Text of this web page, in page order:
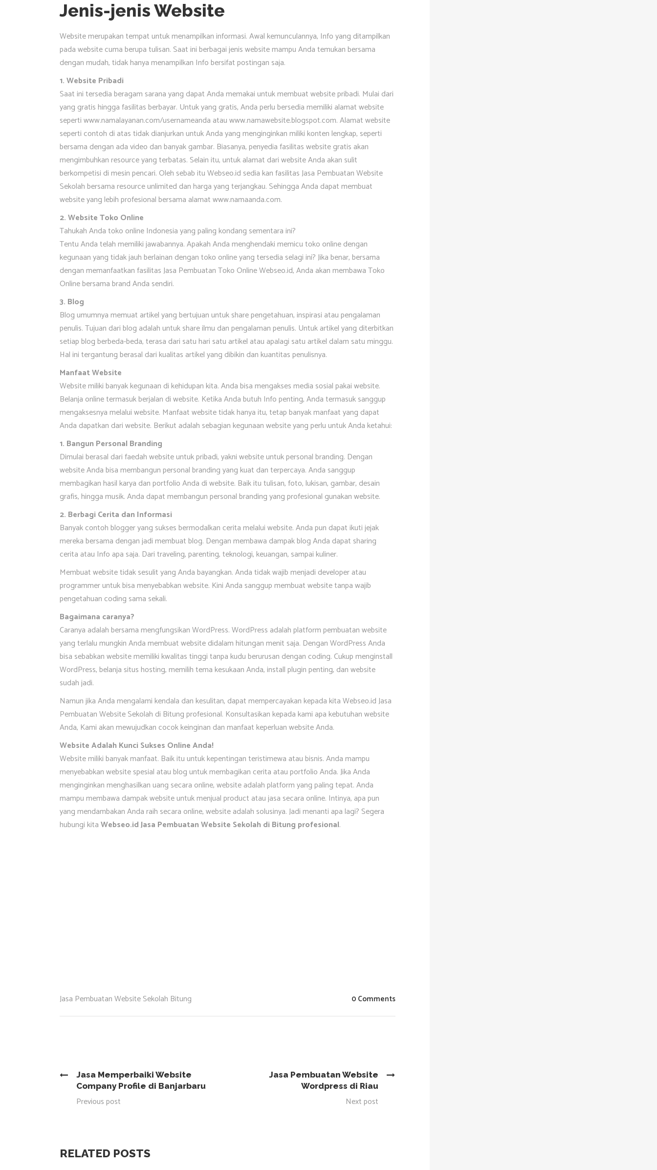
Jenis-jenis Website
Website merupakan tempat untuk menampilkan informasi. Awal kemunculannya, Info yang ditampilkan
pada website cuma berupa tulisan. Saat ini berbagai jenis website mampu Anda temukan bersama
dengan mudah, tidak hanya menampilkan Info bersifat postingan saja.
1. Website Pribadi
Saat ini tersedia beragam sarana yang dapat Anda memakai untuk membuat website pribadi. Mulai dari
yang gratis hingga fasilitas berbayar. Untuk yang gratis, Anda perlu bersedia memiliki alamat website
seperti www.namalayanan.com/usernameanda atau www.namawebsite.blogspot.com. Alamat website
seperti contoh di atas tidak dianjurkan untuk Anda yang menginginkan miliki konten lengkap, seperti
bersama dengan ada video dan banyak gambar. Biasanya, penyedia fasilitas website gratis akan
mengimbuhkan resource yang terbatas. Selain itu, untuk alamat dari website Anda akan sulit
berkompetisi di mesin pencari. Oleh sebab itu Webseo.id sedia kan fasilitas Jasa Pembuatan Website
Sekolah bersama resource unlimited dan harga yang terjangkau. Sehingga Anda dapat membuat
website yang lebih profesional bersama alamat www.namaanda.com.
2. Website Toko Online
Tahukah Anda toko online Indonesia yang paling kondang sementara ini?
Tentu Anda telah memiliki jawabannya. Apakah Anda menghendaki memicu toko online dengan
kegunaan yang tidak jauh berlainan dengan toko online yang tersedia selagi ini? Jika benar, bersama
dengan memanfaatkan fasilitas Jasa Pembuatan Toko Online Webseo.id, Anda akan membawa Toko
Online bersama brand Anda sendiri.
3. Blog
Blog umumnya memuat artikel yang bertujuan untuk share pengetahuan, inspirasi atau pengalaman
penulis. Tujuan dari blog adalah untuk share ilmu dan pengalaman penulis. Untuk artikel yang diterbitkan
setiap blog berbeda-beda, terasa dari satu hari satu artikel atau apalagi satu artikel dalam satu minggu.
Hal ini tergantung berasal dari kualitas artikel yang dibikin dan kuantitas penulisnya.
Manfaat Website
Website miliki banyak kegunaan di kehidupan kita. Anda bisa mengakses media sosial pakai website.
Belanja online termasuk berjalan di website. Ketika Anda butuh Info penting, Anda termasuk sanggup
mengaksesnya melalui website. Manfaat website tidak hanya itu, tetap banyak manfaat yang dapat
Anda dapatkan dari website. Berikut adalah sebagian kegunaan website yang perlu untuk Anda ketahui:
1. Bangun Personal Branding
Dimulai berasal dari faedah website untuk pribadi, yakni website untuk personal branding. Dengan
website Anda bisa membangun personal branding yang kuat dan terpercaya. Anda sanggup
membagikan hasil karya dan portfolio Anda di website. Baik itu tulisan, foto, lukisan, gambar, desain
grafis, hingga musik. Anda dapat membangun personal branding yang profesional gunakan website.
2. Berbagi Cerita dan Informasi
Banyak contoh blogger yang sukses bermodalkan cerita melalui website. Anda pun dapat ikuti jejak
mereka bersama dengan jadi membuat blog. Dengan membawa dampak blog Anda dapat sharing
cerita atau Info apa saja. Dari traveling, parenting, teknologi, keuangan, sampai kuliner.
Membuat website tidak sesulit yang Anda bayangkan. Anda tidak wajib menjadi developer atau
programmer untuk bisa menyebabkan website. Kini Anda sanggup membuat website tanpa wajib
pengetahuan coding sama sekali.
Bagaimana caranya?
Caranya adalah bersama mengfungsikan WordPress. WordPress adalah platform pembuatan website
yang terlalu mungkin Anda membuat website didalam hitungan menit saja. Dengan WordPress Anda
bisa sebabkan website memiliki kwalitas tinggi tanpa kudu berurusan dengan coding. Cukup menginstall
WordPress, belanja situs hosting, memilih tema kesukaan Anda, install plugin penting, dan website
sudah jadi.
Namun jika Anda mengalami kendala dan kesulitan, dapat mempercayakan kepada kita Webseo.id Jasa
Pembuatan Website Sekolah di Bitung profesional. Konsultasikan kepada kami apa kebutuhan website
Anda, Kami akan mewujudkan cocok keinginan dan manfaat keperluan website Anda.
Website Adalah Kunci Sukses Online Anda!
Website miliki banyak manfaat. Baik itu untuk kepentingan teristimewa atau bisnis. Anda mampu
menyebabkan website spesial atau blog untuk membagikan cerita atau portfolio Anda. Jika Anda
menginginkan menghasilkan uang secara online, website adalah platform yang paling tepat. Anda
mampu membawa dampak website untuk menjual product atau jasa secara online. Intinya, apa pun
yang mendambakan Anda raih secara online, website adalah solusinya. Jadi menanti apa lagi? Segera
hubungi kitaWebseo.id Jasa Pembuatan Website Sekolah di Bitung profesional.
Jasa Pembuatan Website Sekolah Bitung 0 Comments
Jasa Memperbaiki Website
Company Profile di Banjarbaru
Previous post
Jasa Pembuatan Website
Wordpress di Riau
Next post
RELATED POSTS